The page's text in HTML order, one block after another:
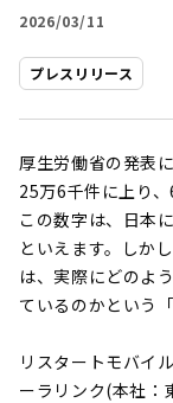
2026/03/11
プレスリリース
厚生労働省の発表
25万6千件に上り
この数字は、日本
といえます。しか
は、実際にどのよ
ているのかという
リスタートモバイ
ーラリンク(本社：